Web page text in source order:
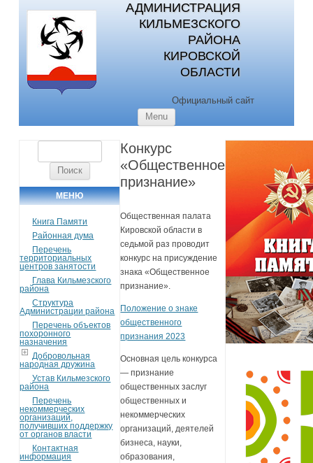
АДМИНИСТРАЦИЯ
КИЛЬМЕЗСКОГО
РАЙОНА
КИРОВСКОЙ
ОБЛАСТИ
Официальный сайт
Menu
МЕНЮ
Книга Памяти
Районная дума
Перечень
территориальных
центров занятости
Глава Кильмезского
района
Структура
Администрации района
Перечень объектов
похоронного
назначения
Добровольная
народная дружина
Устав Кильмезского
района
Перечень
некоммерческих
организаций,
получивших поддержку
от органов власти
Контактная
информация
Конкурс
«Общественное
признание»
Общественная палата
Кировской области в
седьмой раз проводит
конкурс на присуждение
знака «Общественное
признание».
Положение о знаке
общественного
признания 2023
Основная цель конкурса
— признание
общественных заслуг
общественных и
некоммерческих
организаций, деятелей
бизнеса, науки,
образования,